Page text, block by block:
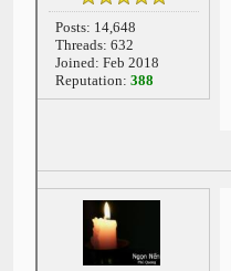
Posts: 14,648
Threads: 632
Joined: Feb 2018
Reputation: 388